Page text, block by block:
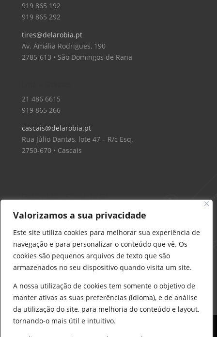
Valorizamos a sua privacidade
Este site utiliza cookies para melhorar sua experiência de
navegação e para personalizar o conteúdo que vê. Os
cookies são pequenos arquivos de texto que são
armazenados no seu dispositivo quando visita um site.
A nossa utilização de cookies tem somente o objetivo de
manter ativas as suas preferências (idioma), e de análise
da utilização do site, para melhoria do conteúdo e layout,
tornando-o mais útil e intuitivo.
919 865 192
919 865 292
tires@delarobia.pt
Av. Amália Rodrigues, 190
2785-613 • São Domingos de Rana
21 486 6615
919 865 266
cascais@delarobia.pt
Rua Júlio Dantas, lote 47 – R/c Esq.
2750-670 • Cascais
Delarobia – Construção
912 441 514
construcao@delarobia.pt
R. António Andrade, 1171
2820-287 • Charneca de Caparica